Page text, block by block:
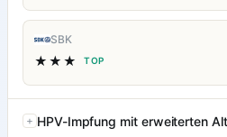
SBK
★★★ TOP
HPV-Impfung mit erweiterten